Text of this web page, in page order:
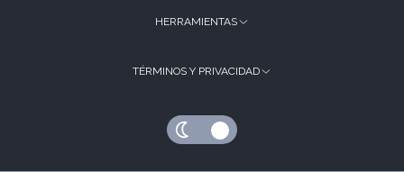
HERRAMIENTAS
TÉRMINOS Y PRIVACIDAD